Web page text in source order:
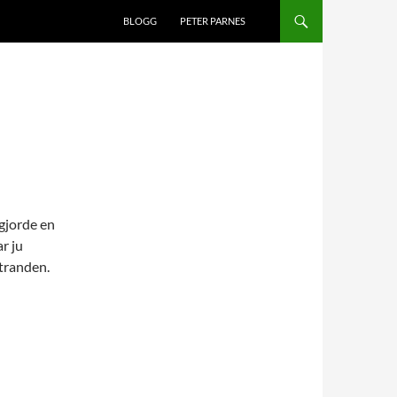
BLOGG PETER PARNES
en
ju